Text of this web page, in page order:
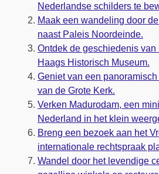
Nederlandse schilders te
Maak een wandeling door
naast Paleis Noordeinde.
Ontdek de geschiedenis
Haags Historisch Museum.
Geniet van een
van de Grote Kerk.
Verken Madurodam, een
Nederland in het klein
Breng een bezoek aan het
internationale rechtspraak
Wandel door het levendige